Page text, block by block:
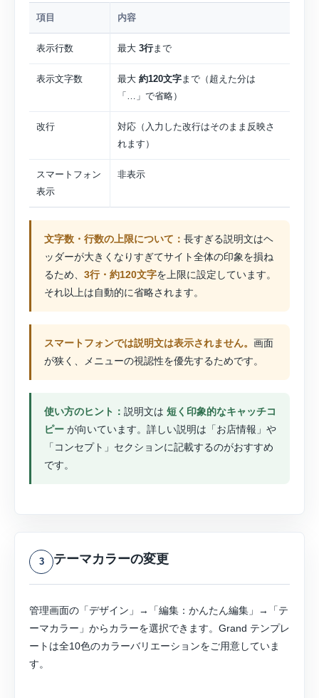
項目 内容
表示行数 最大 3行まで
表示文字数 最大 約120文字まで（超えた分は
「…」で省略）
改行
対応（入力した改行はそのまま反映さ
れます）
スマートフォン
表示
非表示
文字数・行数の上限について： 長すぎる説明文はヘ
ッダーが大きくなりすぎてサイト全体の印象を損ね
るため、 3行・約120文字を上限に設定しています。
それ以上は自動的に省略されます。
スマートフォンでは説明文は表示されません。 画面
が狭く、メニューの視認性を優先するためです。
使い方のヒント： 説明文は 短く印象的なキャッチコ
ピー が向いています。詳しい説明は「お店情報」や
「コンセプト」セクションに記載するのがおすすめ
です。
3 テーマカラーの変更
管理画面の「デザイン」→「編集：かんたん編集」→「テ
ーマカラー」からカラーを選択できます。Grand テンプレ
ートは全10色のカラーバリエーションをご用意していま
す。